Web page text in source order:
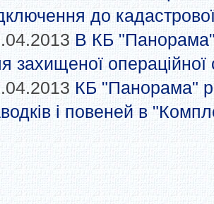
до
В КБ
захищеної операційної
КБ "Панорама"
і повеней в